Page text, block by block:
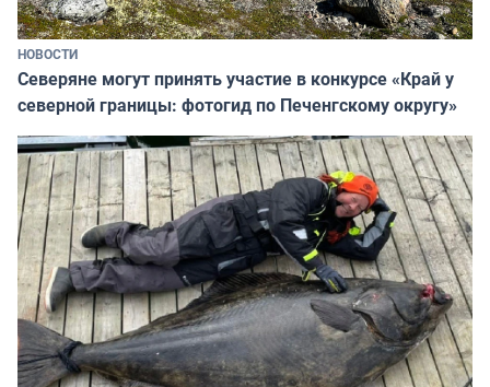
НОВОСТИ
Северяне могут принять участие в конкурсе «Край у
северной границы: фотогид по Печенгскому округу»